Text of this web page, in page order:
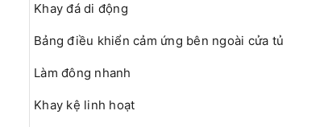
Khay đá di động
Bảng điều khiển cảm ứng bên ngoài cửa tủ
Làm đông nhanh
Khay kệ linh hoạt